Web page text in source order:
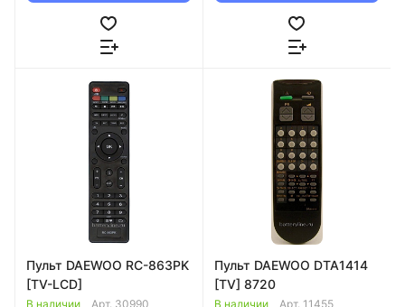
Пульт DAEWOO RC-863PK
[TV-LCD]
В наличии Арт. 30990
Пульт DAEWOO DTA1414
[TV] 8720
В наличии Арт. 11455